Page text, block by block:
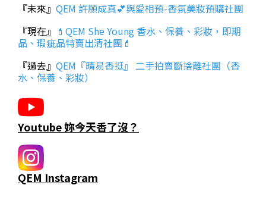
『未來』 QEM 許願成真💕與愛相預-香氛美妝預購社團
『現在』 💄QEM She Young 香水、保養、彩妝，即期
品、瑕疵品特賣出清社團💄
『過去』 QEM『晴易香挺』 二手拍賣斷捨離社團（香
水、保養、彩妝）
Youtube 妳今天香了沒？
QEM Instagram